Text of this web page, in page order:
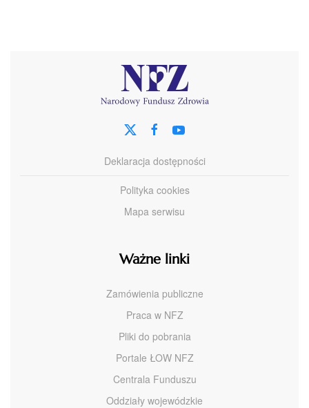
Deklaracja dostępności
Polityka cookies
Mapa serwisu
Ważne linki
Zamówienia publiczne
Praca w NFZ
Pliki do pobrania
Portale ŁOW NFZ
Centrala Funduszu
Oddziały wojewódzkie